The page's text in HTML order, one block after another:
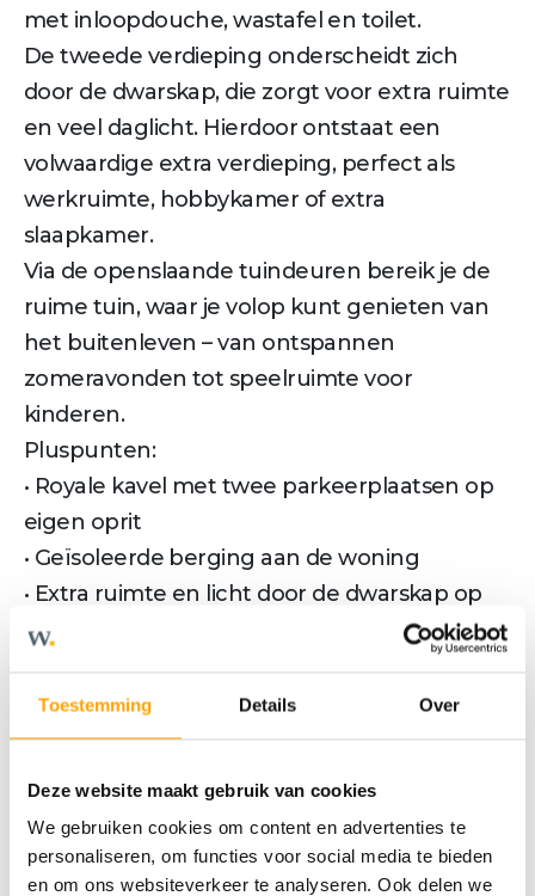
Toestemming Details Over
Deze website maakt gebruik van cookies
We gebruiken cookies om content en advertenties te
personaliseren, om functies voor social media te bieden
en om ons websiteverkeer te analyseren. Ook delen we
met inloopdouche, wastafel en toilet.
De tweede verdieping onderscheidt zich
door de dwarskap, die zorgt voor extra ruimte
en veel daglicht. Hierdoor ontstaat een
volwaardige extra verdieping, perfect als
werkruimte, hobbykamer of extra
slaapkamer.
Via de openslaande tuindeuren bereik je de
ruime tuin, waar je volop kunt genieten van
het buitenleven – van ontspannen
zomeravonden tot speelruimte voor
kinderen.
Pluspunten:
• Royale kavel met twee parkeerplaatsen op
eigen oprit
• Geïsoleerde berging aan de woning
• Extra ruimte en licht door de dwarskap op
zolder
badkamer
Gevelkleur:
Meer tekst